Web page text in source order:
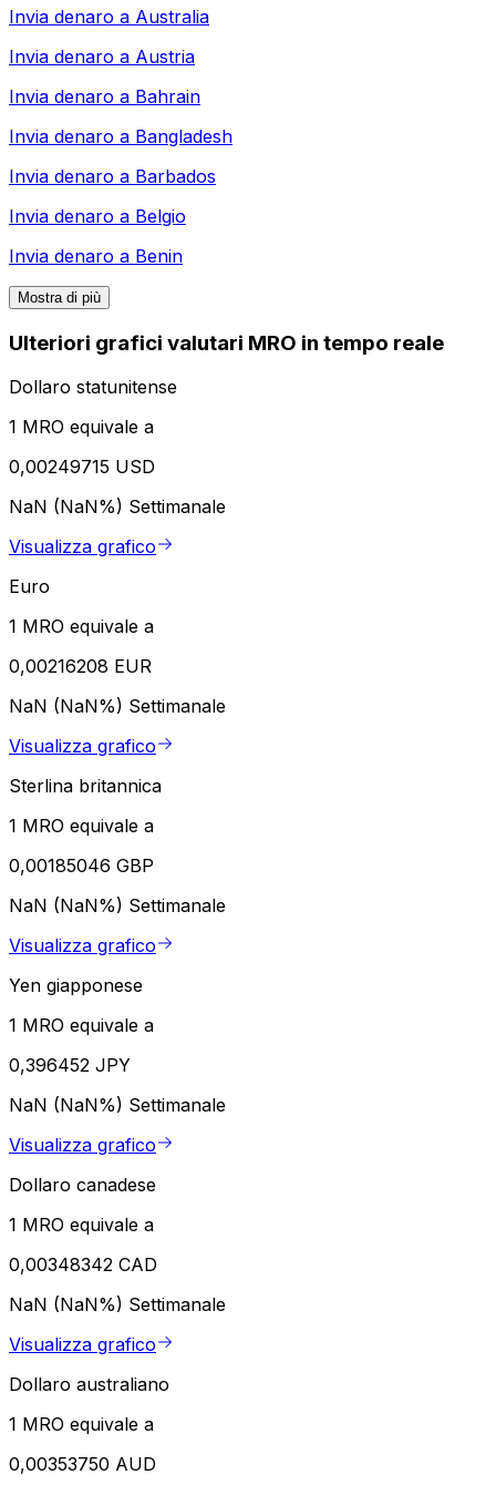
Invia denaro a Australia
Invia denaro a Austria
Invia denaro a Bahrain
Invia denaro a Bangladesh
Invia denaro a Barbados
Invia denaro a Belgio
Invia denaro a Benin
Mostra di più
Ulteriori grafici valutari MRO in tempo reale
Dollaro statunitense
1 MRO equivale a
0,00249715 USD
NaN (NaN%) Settimanale
Visualizza grafico
Euro
1 MRO equivale a
0,00216208 EUR
NaN (NaN%) Settimanale
Visualizza grafico
Sterlina britannica
1 MRO equivale a
0,00185046 GBP
NaN (NaN%) Settimanale
Visualizza grafico
Yen giapponese
1 MRO equivale a
0,396452 JPY
NaN (NaN%) Settimanale
Visualizza grafico
Dollaro canadese
1 MRO equivale a
0,00348342 CAD
NaN (NaN%) Settimanale
Visualizza grafico
Dollaro australiano
1 MRO equivale a
0,00353750 AUD